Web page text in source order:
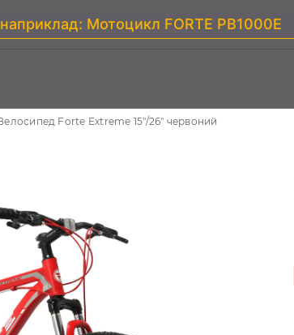
Forte Extreme 15"/26" червоний